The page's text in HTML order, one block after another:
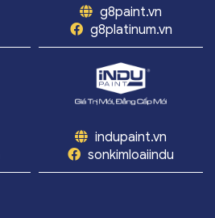
g8paint.vn
g8platinum.vn
indupaint.vn
sonkimloaiindu